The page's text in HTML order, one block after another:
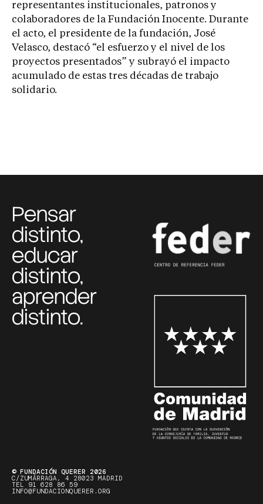
representantes institucionales, patronos y
colaboradores de la Fundación Inocente. Durante
el acto, el presidente de la fundación, José
Velasco, destacó “el esfuerzo y el nivel de los
proyectos presentados” y subrayó el impacto
acumulado de estas tres décadas de trabajo
solidario.
Pensar
distinto,
educar
distinto,
aprender
distinto.
© FUNDACIÓN QUERER 2026
C/ZUMÁRRAGA, 4 28023 MADRID
TEL 91 628 86 59
INFO@FUNDACIONQUERER.ORG